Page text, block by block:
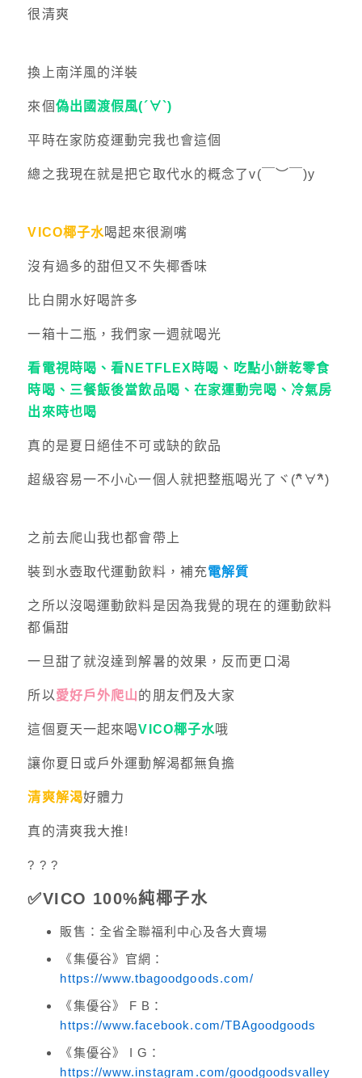
很清爽
換上南洋風的洋裝
來個 偽出國渡假風(´∀`)
平時在家防疫運動完我也會這個
總之我現在就是把它取代水的概念了v(￣︶￣)y
VICO椰子水喝起來很涮嘴
沒有過多的甜但又不失椰香味
比白開水好喝許多
一箱十二瓶，我們家一週就喝光
看電視時喝、看NETFLEX時喝、吃點小餅乾零食
時喝、三餐飯後當飲品喝、在家運動完喝、冷氣房
出來時也喝
真的是夏日絕佳不可或缺的飲品
超級容易一不小心一個人就把整瓶喝光了ヾ(^ิ∀^ิ)
之前去爬山我也都會帶上
裝到水壺取代運動飲料，補充電解質
之所以沒喝運動飲料是因為我覺的現在的運動飲料
都偏甜
一旦甜了就沒達到解暑的效果，反而更口渴
所以愛好戶外爬山的朋友們及大家
這個夏天一起來喝VICO椰子水哦
讓你夏日或戶外運動解渴都無負擔
清爽解渴好體力
真的清爽我大推!
? ? ?
✅VICO 100%純椰子水
販售：全省全聯福利中心及各大賣場
《集優谷》官網：
https://www.tbagoodgoods.com/
《集優谷》 F B：
https://www.facebook.com/TBAgoodgoods
《集優谷》 I G：
https://www.instagram.com/goodgoodsvalley